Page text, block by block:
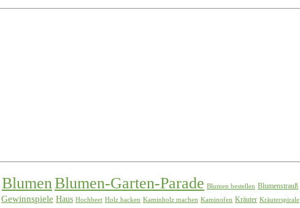
BlumenBlumen-Garten-Parade Blumen bestellen Blumenstrauß
Gewinnspiele Haus Hochbeet Holz hacken Kaminholz machen Kaminofen Kräuter Kräuterspirale